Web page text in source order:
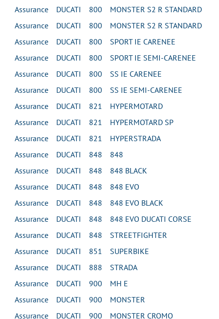
Assurance DUCATI 800 MONSTER S2 R STANDARD
Assurance DUCATI 800 MONSTER S2 R STANDARD
Assurance DUCATI 800 SPORT IE CARENEE
Assurance DUCATI 800 SPORT IE SEMI-CARENEE
Assurance DUCATI 800 SS IE CARENEE
Assurance DUCATI 800 SS IE SEMI-CARENEE
Assurance DUCATI 821 HYPERMOTARD
Assurance DUCATI 821 HYPERMOTARD SP
Assurance DUCATI 821 HYPERSTRADA
Assurance DUCATI 848 848
Assurance DUCATI 848 848 BLACK
Assurance DUCATI 848 848 EVO
Assurance DUCATI 848 848 EVO BLACK
Assurance DUCATI 848 848 EVO DUCATI CORSE
Assurance DUCATI 848 STREETFIGHTER
Assurance DUCATI 851 SUPERBIKE
Assurance DUCATI 888 STRADA
Assurance DUCATI 900 MH E
Assurance DUCATI 900 MONSTER
Assurance DUCATI 900 MONSTER CROMO